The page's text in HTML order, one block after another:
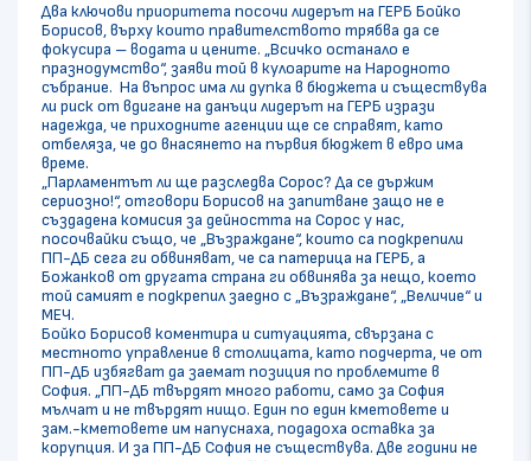
Два ключови приоритета посочи лидерът на ГЕРБ Бойко
Борисов, върху които правителството трябва да се
фокусира – водата и цените. „Всичко останало е
празнодумство“, заяви той в кулоарите на Народното
събрание. На въпрос има ли дупка в бюджета и съществува
ли риск от вдигане на данъци лидерът на ГЕРБ изрази
надежда, че приходните агенции ще се справят, като
отбеляза, че до внасянето на първия бюджет в евро има
време.
„Парламентът ли ще разследва Сорос? Да се държим
сериозно!“, отговори Борисов на запитване защо не е
създадена комисия за дейността на Сорос у нас,
посочвайки също, че „Възраждане“, които са подкрепили
ПП-ДБ сега ги обвиняват, че са патерица на ГЕРБ, а
Божанков от другата страна ги обвинява за нещо, което
той самият е подкрепил заедно с „Възраждане“, „Величие“ и
МЕЧ.
Бойко Борисов коментира и ситуацията, свързана с
местното управление в столицата, като подчерта, че от
ПП-ДБ избягват да заемат позиция по проблемите в
София. „ПП-ДБ твърдят много работи, само за София
мълчат и не твърдят нищо. Един по един кметовете и
зам.-кметовете им напуснаха, подадоха оставка за
корупция. И за ПП-ДБ София не съществува. Две години не